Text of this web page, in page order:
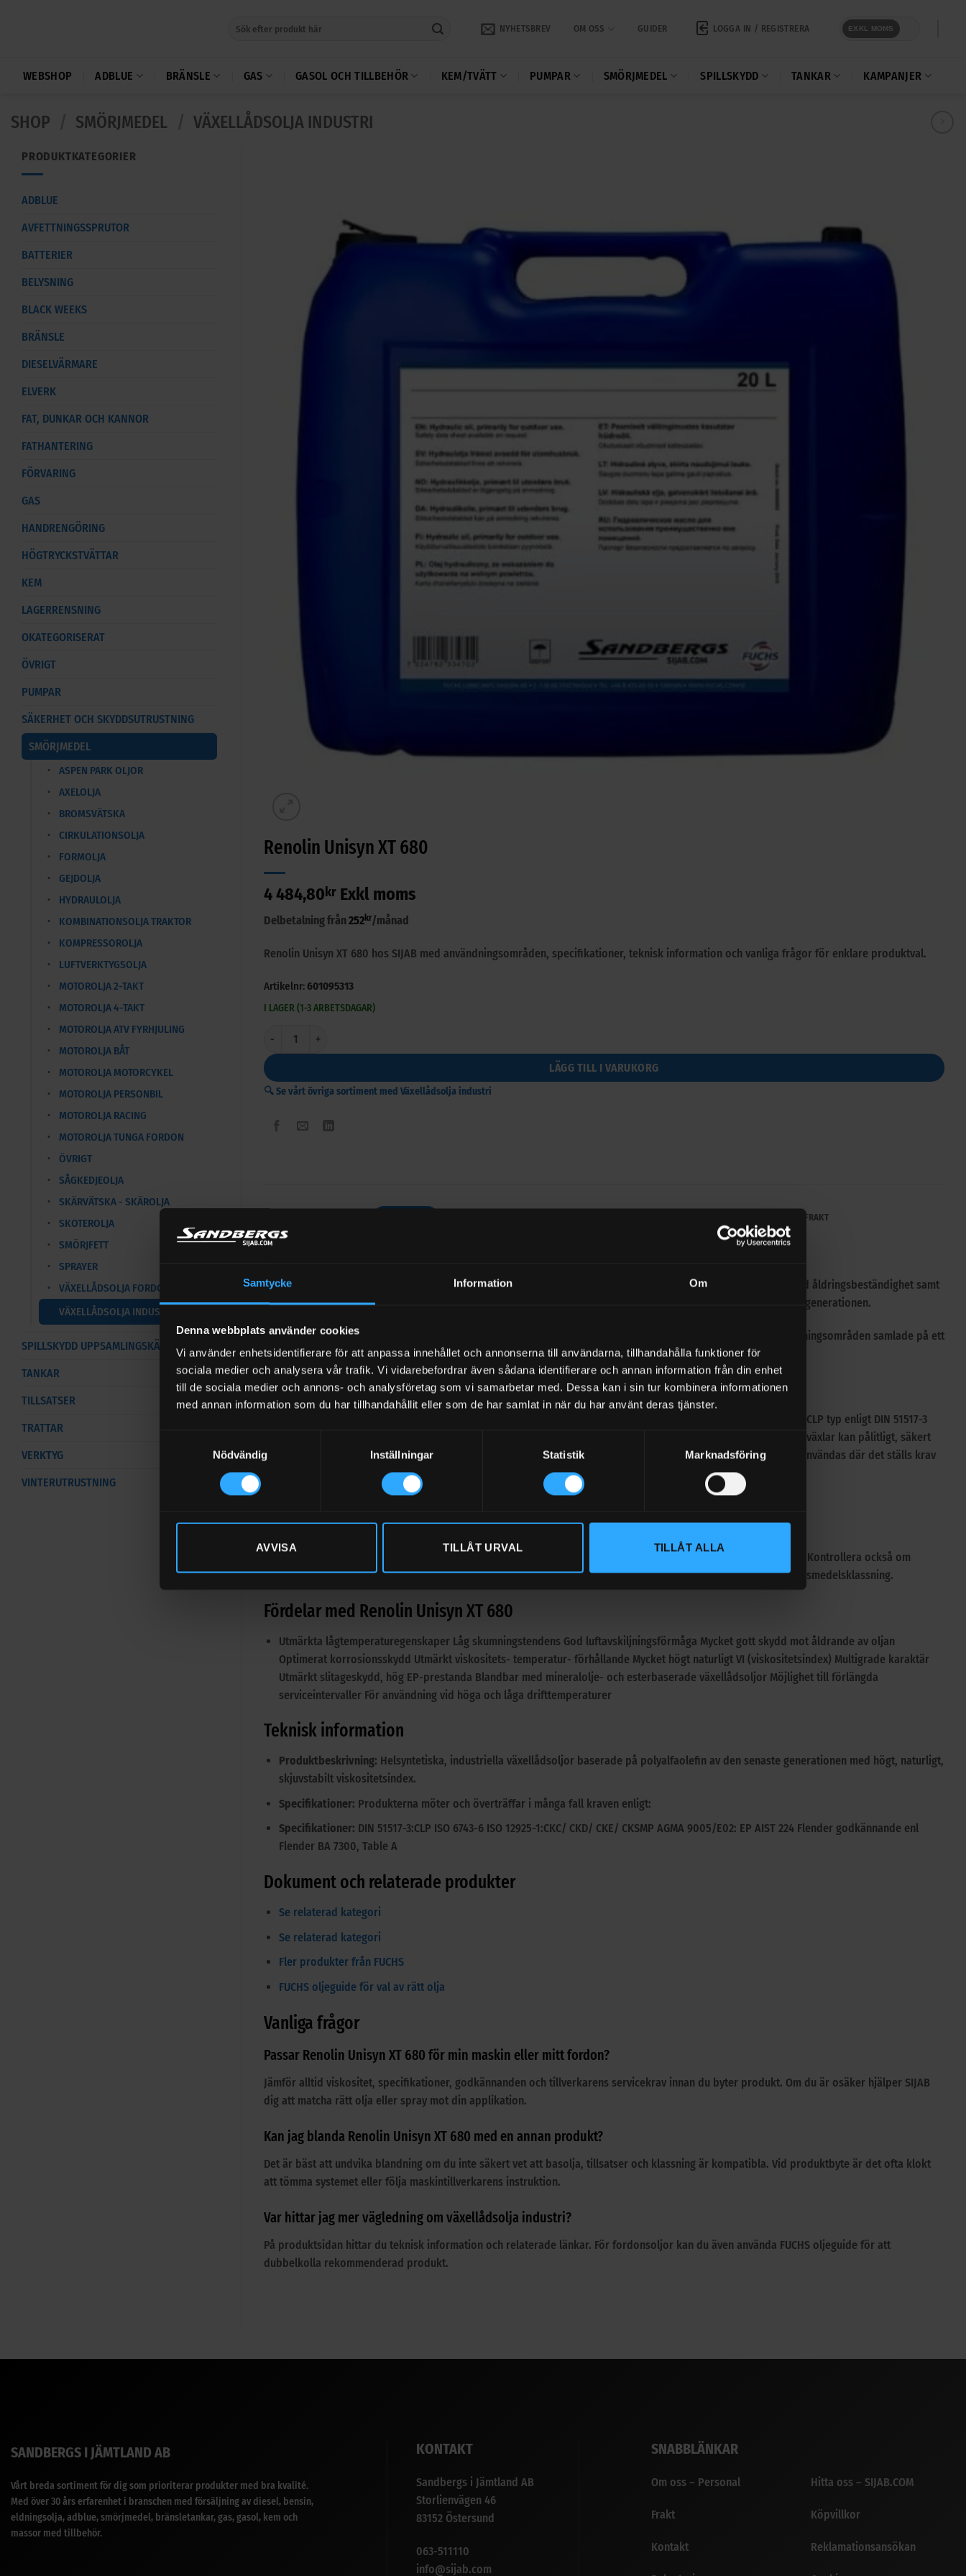
Samtycke Information Om
Denna webbplats använder cookies
Vi använder enhetsidentifierare för att anpassa innehållet och annonserna till användarna, tillhandahålla funktioner för
sociala medier och analysera vår trafik. Vi vidarebefordrar även sådana identifierare och annan information från din enhet
till de sociala medier och annons- och analysföretag som vi samarbetar med. Dessa kan i sin tur kombinera informationen
med annan information som du har tillhandahållit eller som de har samlat in när du har använt deras tjänster.
Nödvändig
Inställningar Statistik Marknadsföring
AVVISA TILLÅT URVAL TILLÅT ALLA
NYHETSBREV OM OSS GUIDER LOGGA IN / REGISTRERA EXKL MOMS
WEBSHOP ADBLUE BRÄNSLE GAS GASOL OCH TILLBEHÖR KEM/TVÄTT PUMPAR SMÖRJMEDEL SPILLSKYDD TANKAR KAMPANJER
SHOP SMÖRJMEDEL VÄXELLÅDSOLJA INDUSTRI
PRODUKTKATEGORIER
ADBLUE
AVFETTNINGSSPRUTOR
BATTERIER
BELYSNING
BLACK WEEKS
BRÄNSLE
DIESELVÄRMARE
ELVERK
FAT, DUNKAR OCH KANNOR
FATHANTERING
FÖRVARING
GAS
HANDRENGÖRING
HÖGTRYCKSTVÄTTAR
KEM
LAGERRENSNING
OKATEGORISERAT
ÖVRIGT
PUMPAR
SÄKERHET OCH SKYDDSUTRUSTNING
SMÖRJMEDEL
ASPEN PARK OLJOR
AXELOLJA
BROMSVÄTSKA
CIRKULATIONSOLJA
FORMOLJA
GEJDOLJA
HYDRAULOLJA
KOMBINATIONSOLJA TRAKTOR
KOMPRESSOROLJA
LUFTVERKTYGSOLJA
MOTOROLJA 2-TAKT
MOTOROLJA 4-TAKT
MOTOROLJA ATV FYRHJULING
MOTOROLJA BÅT
MOTOROLJA MOTORCYKEL
MOTOROLJA PERSONBIL
MOTOROLJA RACING
MOTOROLJA TUNGA FORDON
ÖVRIGT
SÅGKEDJEOLJA
SKÄRVÄTSKA - SKÄROLJA
SKOTEROLJA
SMÖRJFETT
SPRAYER
VÄXELLÅDSOLJA FORDON
VÄXELLÅDSOLJA INDUSTRI
SPILLSKYDD UPPSAMLINGSKÄRL
TANKAR
TILLSATSER
TRATTAR
VERKTYG
VINTERUTRUSTNING
Renolin Unisyn XT 680
4 484,80 kr Exkl moms
Delbetalning från252 kr/månad
Renolin Unisyn XT 680 hos SIJAB med användningsområden, specifikationer, teknisk information och vanliga frågor för enklare produktval.
Artikelnr: 601095313
I LAGER (1-3 ARBETSDAGAR)
Renolin Unisyn XT 680 mängd
LÄGG TILL I VARUKORG
🔍 Se vårt övriga sortiment med Växellådsolja industri
FRAKT
Renolin Unisyn XT 680
Produkterna i RENOLIN UNISYN XT serien är demulgerande, helsyntetiska, industriella växellåds-oljor med förhöjd åldringsbeständighet samt
optimerad lastbärande kapacitet och slitageskydd. Produkterna är baserade på polyalfaolefin ( PAO) av senaste generationen.
Dessutom passar produkten för användare som vill se teknisk information, specifikationer och praktiska användningsområden samlade på ett
ställe.
Vad används Renolin Unisyn XT 680 till?
RENOLIN UNISYN XT serien rekommenderas för alla typer av applikationer inom industrin där en syntetisk olja av CLP typ enligt DIN 51517-3
rekommenderas av tillverkaren. Högt belastade lager, länkar, tryckskruvar, cylindriska kugghjul, snäck-och planetväxlar kan pålitligt, säkert
och ekonomiskt smörjas, även vid tillfälliga temperaturtoppar upp till +150°C. RENOLIN UNISYN XT kan specifikt användas där det ställs krav
på prestanda både vid hög respektive låg temperatur.
Samtidigt är det viktigt att matcha oljan eller sprayen mot rätt maskin, driftmiljö och bytesintervall.
Så väljer du rätt växellådsolja industri
Välj växellådsolja industri utifrån viskositet, belastning, temperatur, materialkompatibilitet och tillverkarens krav. Kontrollera också om
applikationen kräver särskilda godkännanden, Limited Slip-egenskaper, askhalt, biologisk nedbrytbarhet eller livsmedelsklassning.
Fördelar med Renolin Unisyn XT 680
Utmärkta lågtemperaturegenskaper Låg skumningstendens God luftavskiljningsförmåga Mycket gott skydd mot åldrande av oljan
Optimerat korrosionsskydd Utmärkt viskositets- temperatur- förhållande Mycket högt naturligt VI (viskositetsindex) Multigrade karaktär
Utmärkt slitageskydd, hög EP-prestanda Blandbar med mineralolje- och esterbaserade växellådsoljor Möjlighet till förlängda
serviceintervaller För användning vid höga och låga drifttemperaturer
Teknisk information
Produktbeskrivning: Helsyntetiska, industriella växellådsoljor baserade på polyalfaolefin av den senaste generationen med högt, naturligt,
skjuvstabilt viskositetsindex.
Specifikationer: Produkterna möter och överträffar i många fall kraven enligt:
Specifikationer: DIN 51517-3:CLP ISO 6743-6 ISO 12925-1:CKC/ CKD/ CKE/ CKSMP AGMA 9005/E02: EP AIST 224 Flender godkännande enl
Flender BA 7300, Table A
Dokument och relaterade produkter
Se relaterad kategori
Se relaterad kategori
Fler produkter från FUCHS
FUCHS oljeguide för val av rätt olja
Vanliga frågor
Passar Renolin Unisyn XT 680 för min maskin eller mitt fordon?
Jämför alltid viskositet, specifikationer, godkännanden och tillverkarens servicekrav innan du byter produkt. Om du är osäker hjälper SIJAB
dig att matcha rätt olja eller spray mot din applikation.
Kan jag blanda Renolin Unisyn XT 680 med en annan produkt?
Det är bäst att undvika blandning om du inte säkert vet att basolja, tillsatser och klassning är kompatibla. Vid produktbyte är det ofta klokt
att tömma systemet eller följa maskintillverkarens instruktion.
Var hittar jag mer vägledning om växellådsolja industri?
På produktsidan hittar du teknisk information och relaterade länkar. För fordonsoljor kan du även använda FUCHS oljeguide för att
dubbelkolla rekommenderad produkt.
SANDBERGS I JÄMTLAND AB
Vårt breda sortiment för dig som prioriterar produkter med bra kvalité.
Med över 30 års erfarenhet i branschen med försäljning av diesel, bensin,
eldningsolja, adblue, smörjmedel, bränsletankar, gas, gasol, kem och
massor med tillbehör.
KONTAKT
Sandbergs i Jämtland AB
Storlienvägen 46
83152 Östersund
063-511110
info@sijab.com
SNABBLÄNKAR
Om oss – Personal
Frakt
Kontakt
Hitta oss – SIJAB.COM
Köpvillkor
Reklamationsansökan